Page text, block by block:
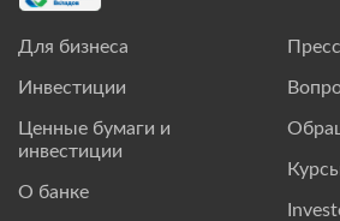
Для бизнеса
Инвестиции
Ценные бумаги и
инвестиции
О банке